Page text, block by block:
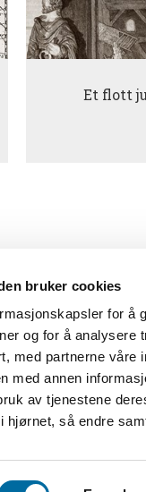
bruker cookies
for å
og for å analysere
med partnerne våre
med annen
av tjenestene
hjørnet, så endre
Et flott
16, 4838
av Aust-Agder